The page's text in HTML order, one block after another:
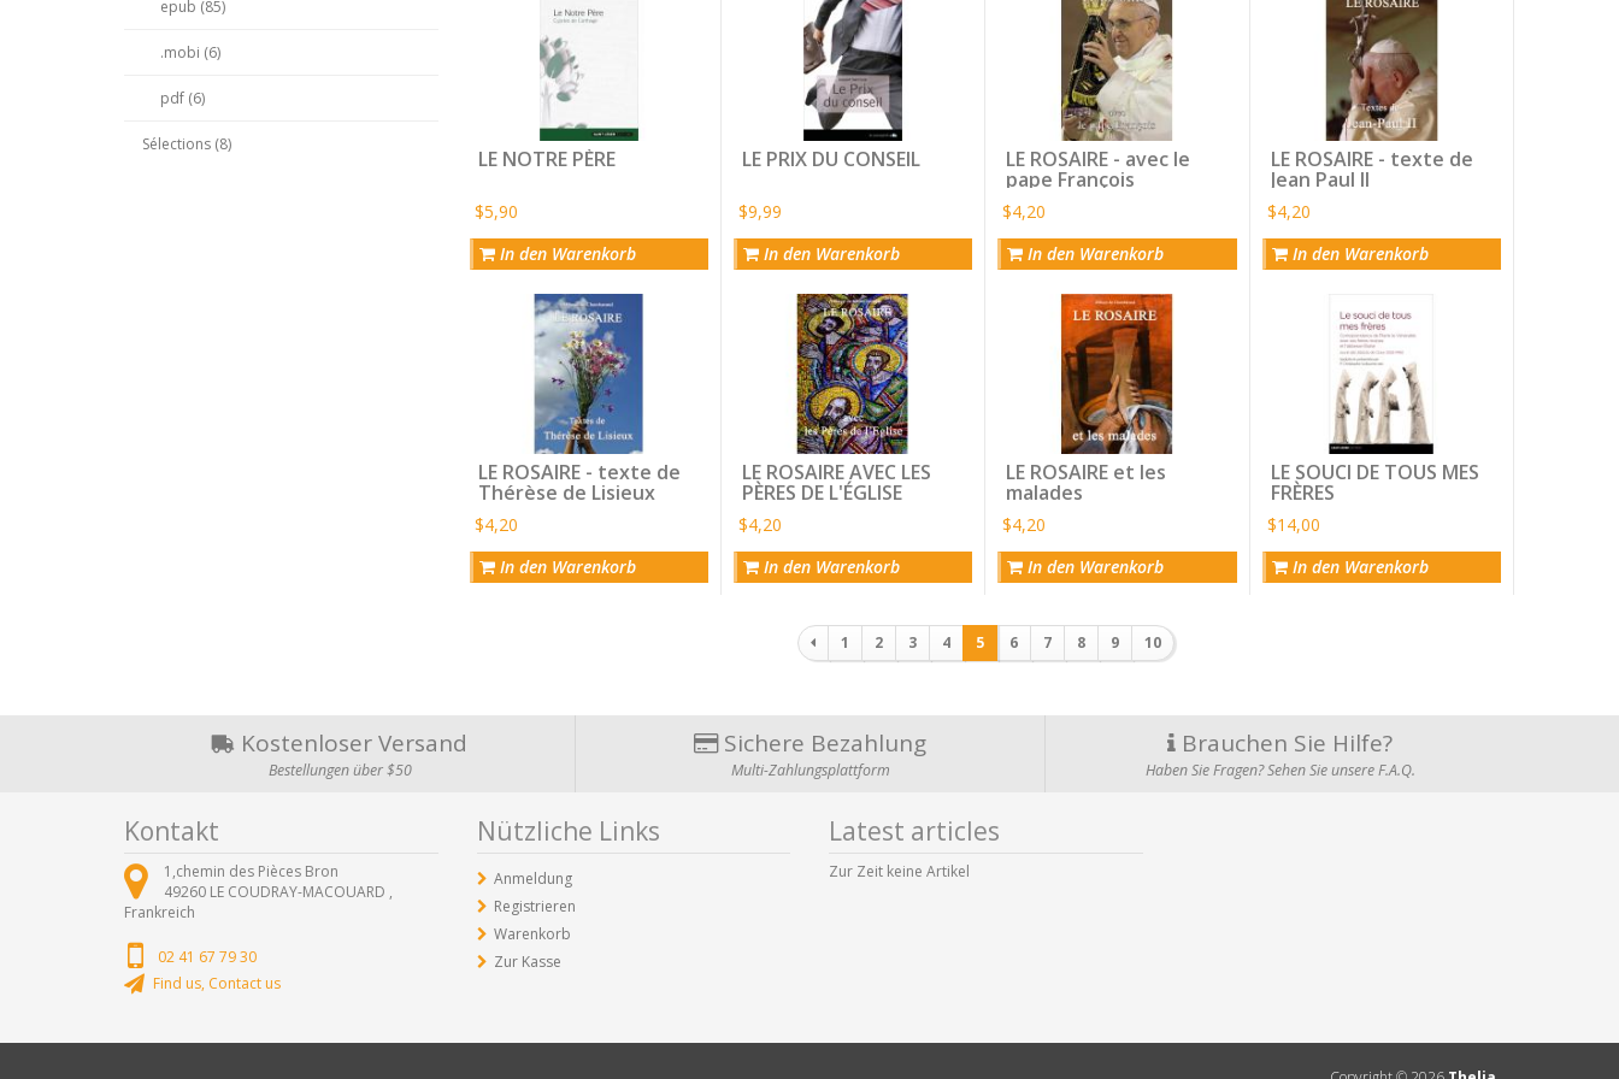
LE NOTRE PÈRE
$5,90
In den Warenkorb
LE PRIX DU CONSEIL
$9,99
In den Warenkorb
LE ROSAIRE - avec le
pape François
$4,20
In den Warenkorb
LE ROSAIRE - texte de
Jean Paul II
$4,20
In den Warenkorb
LE ROSAIRE - texte de
Thérèse de Lisieux
$4,20
In den Warenkorb
LE ROSAIRE AVEC LES
PÈRES DE L'ÉGLISE
$4,20
In den Warenkorb
LE ROSAIRE et les
malades
$4,20
In den Warenkorb
LE SOUCI DE TOUS MES
FRÈRES
$14,00
In den Warenkorb
Paginierung
1 2 3 4 5 6 7 8 9 10
epub (85)
.mobi (6)
pdf (6)
Sélections (8)
Kostenloser Versand
Bestellungen über $50
Sichere Bezahlung
Multi-Zahlungsplattform
Brauchen Sie Hilfe?
Haben Sie Fragen? Sehen Sie unsere F.A.Q.
Kontakt
1,chemin des Pièces Bron
49260 LE COUDRAY-MACOUARD ,
Frankreich
02 41 67 79 30
Find us, Contact us
Nützliche Links
Anmeldung
Registrieren
Warenkorb
Zur Kasse
Latest articles
Zur Zeit keine Artikel